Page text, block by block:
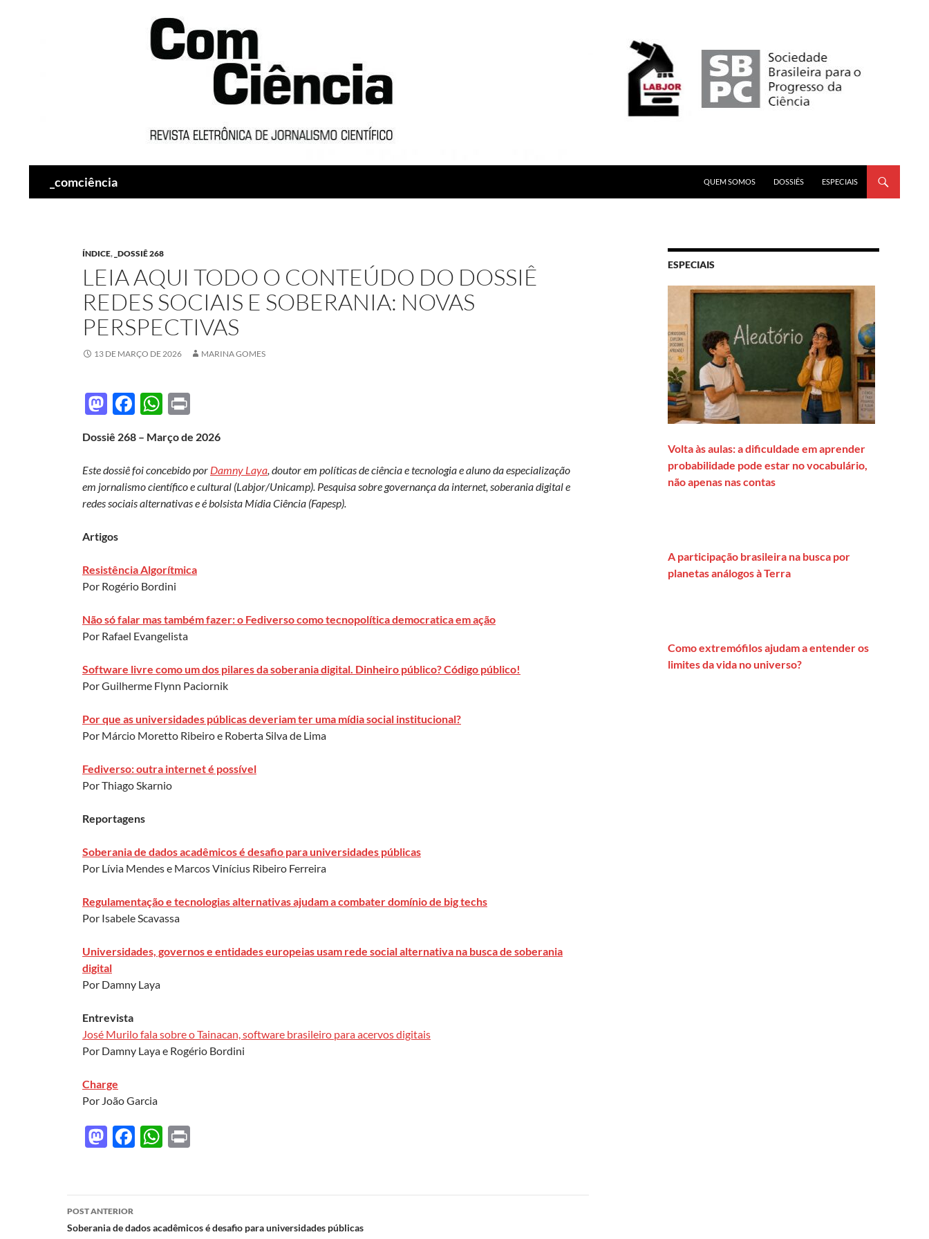
_comciência
QUEM SOMOS
DOSSIÊS ESPECIAIS
ÍNDICE, _DOSSIÊ 268
LEIA AQUI TODO O CONTEÚDO DO DOSSIÊ
REDES SOCIAIS E SOBERANIA: NOVAS
PERSPECTIVAS
13 DE MARÇO DE 2026 MARINA GOMES
M
to
d
o
n
F
e
b
o
o
W
at
s
A
p
nt
Dossiê 268 – Março de 2026
Este dossiê foi concebido por Damny Laya, doutor em políticas de ciência e tecnologia e aluno da especialização
em jornalismo científico e cultural (Labjor/Unicamp). Pesquisa sobre governança da internet, soberania digital e
redes sociais alternativas e é bolsista Mídia Ciência (Fapesp).
Artigos
Resistência Algorítmica
Por Rogério Bordini
Não só falar mas também fazer: o Fediverso como tecnopolítica democratica em ação
Por Rafael Evangelista
Software livre como um dos pilares da soberania digital. Dinheiro público? Código público!
Por Guilherme Flynn Paciornik
Por que as universidades públicas deveriam ter uma mídia social institucional?
Por Márcio Moretto Ribeiro e Roberta Silva de Lima
Fediverso: outra internet é possível
Por Thiago Skarnio
Reportagens
Soberania de dados acadêmicos é desafio para universidades públicas
Por Lívia Mendes e Marcos Vinícius Ribeiro Ferreira
Regulamentação e tecnologias alternativas ajudam a combater domínio de big techs
Por Isabele Scavassa
Universidades, governos e entidades europeias usam rede social alternativa na busca de soberania
digital
Por Damny Laya
Entrevista
José Murilo fala sobre o Tainacan, software brasileiro para acervos digitais
Por Damny Laya e Rogério Bordini
Charge
Por João Garcia
M
d
o
F
b
o
W
s
A
Navegação
de
POST ANTERIOR
Soberania de dados acadêmicos é desafio para universidades públicas
ESPECIAIS
Volta às aulas: a dificuldade em aprender
probabilidade pode estar no vocabulário,
não apenas nas contas
A participação brasileira na busca por
planetas análogos à Terra
Como extremófilos ajudam a entender os
limites da vida no universo?